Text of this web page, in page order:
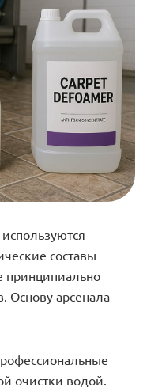
составы
принципиально
Основу арсенала
очистки водой.